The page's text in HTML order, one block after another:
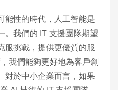
能性的時代，人工智能是
。我們的 IT 支援團隊期望
服挑戰，提供更優質的服
我們能夠更好地為客戶創
對於中小企業而言，如果